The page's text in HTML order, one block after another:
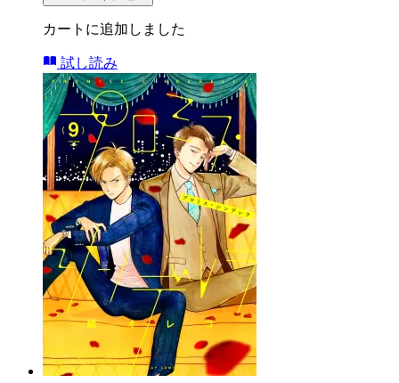
カートに追加しました
試し読み